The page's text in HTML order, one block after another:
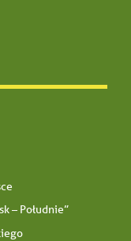
– Południe”